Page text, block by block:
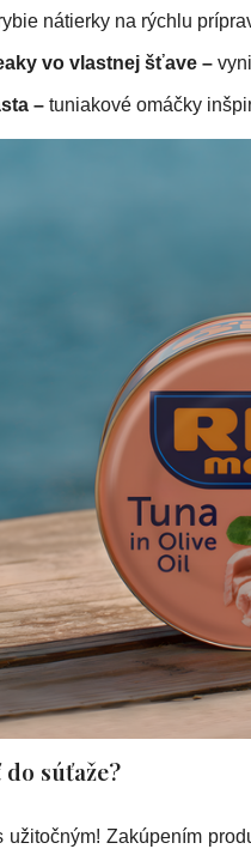
nátierky na rýchlu
vo vlastnej šťave –
– tuniakové omáčky
súťaže?
užitočným! Zakúpením